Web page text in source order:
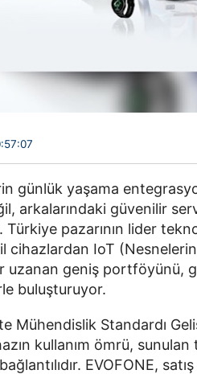
günlük yaşama
arkalarındaki güvenilir
Türkiye pazarının lider
cihazlardan IoT
uzanan geniş portföyünü,
buluşturuyor.
Mühendislik Standardı
kullanım ömrü, sunulan
EVOFONE,